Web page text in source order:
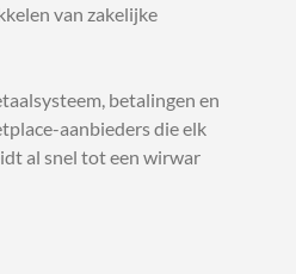
van zakelijke
betalingen en
aanbieders die elk
al snel tot een wirwar